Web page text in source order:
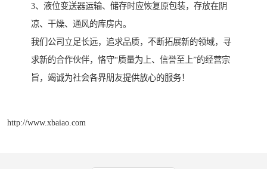
3、液位变送器运输、储存时应恢复原包装，存放在阴
凉、干燥、通风的库房内。
我们公司立足长远，追求品质，不断拓展新的领域，寻
求新的合作伙伴，恪守“质量为上、信誉至上”的经营宗
旨，竭诚为社会各界朋友提供放心的服务！
http://www.xbaiao.com